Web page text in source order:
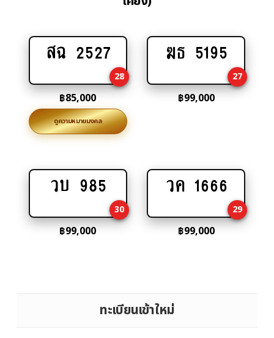
Add
cart
สฉ 2527
28
฿85,000
ดูความหมายมงคล
Add
cart
ฆธ 5195
27
฿99,000
Add
cart
วบ 985
30
฿99,000
Add
cart
วค 1666
29
฿99,000
ทะเบียนเข้าใหม่